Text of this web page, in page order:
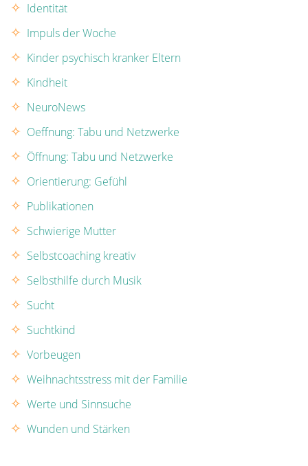
Identität
Impuls der Woche
Kinder psychisch kranker Eltern
Kindheit
NeuroNews
Oeffnung: Tabu und Netzwerke
Öffnung: Tabu und Netzwerke
Orientierung: Gefühl
Publikationen
Schwierige Mutter
Selbstcoaching kreativ
Selbsthilfe durch Musik
Sucht
Suchtkind
Vorbeugen
Weihnachtsstress mit der Familie
Werte und Sinnsuche
Wunden und Stärken